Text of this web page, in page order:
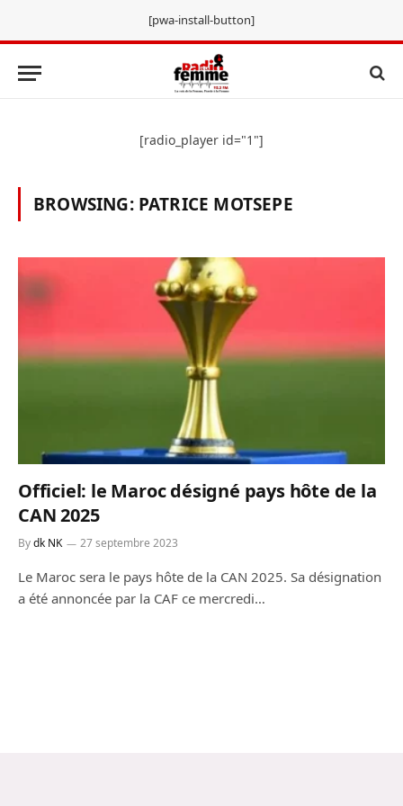
[pwa-install-button]
[radio_player id="1"]
BROWSING: PATRICE MOTSEPE
Officiel: le Maroc désigné pays hôte de la
CAN 2025
Bydk NK 27 septembre 2023
Le Maroc sera le pays hôte de la CAN 2025. Sa désignation
a été annoncée par la CAF ce mercredi…